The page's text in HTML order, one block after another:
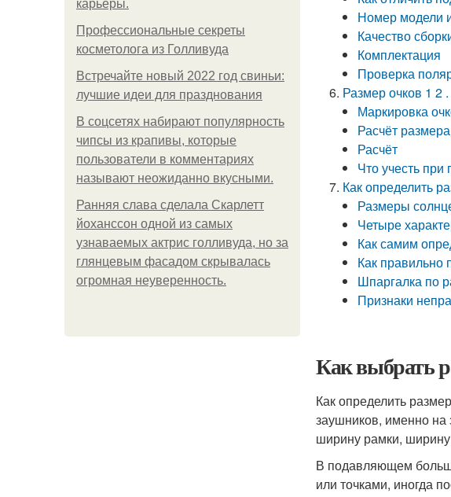
карьеры.
Профессиональные секреты
косметолога из Голливуда
Встречайте новый 2022 год свиньи:
лучшие идеи для празднования
В соцсетях набирают популярность
чипсы из крапивы, которые
пользователи в комментариях
называют неожиданно вкусными.
Ранняя слава сделала Скарлетт
йоханссон одной из самых
узнаваемых актрис голливуда, но за
глянцевым фасадом скрывалась
огромная неуверенность.
Номер модели
Качество
Комплектация
Проверка
Размер очков 1 2
Маркировка
Расчёт
Расчёт
Что учесть при
Как определить
Размеры
Четыре
Как самим
Как правильно
Шпаргалка по
Признаки
Как выбрать
Как определить
заушников, именно на
ширину рамки,
В подавляющем
или точками, иногда